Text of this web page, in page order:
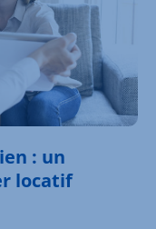
: un
locatif